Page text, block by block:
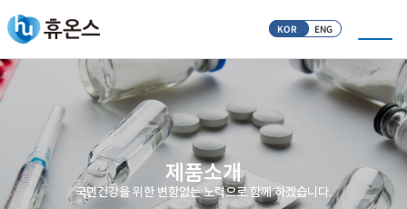
KOR ENG
제품소개
국민건강을 위한 변함없는 노력으로 함께 하겠습니다.